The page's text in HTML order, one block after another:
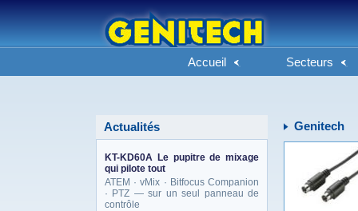
Accueil Secteurs
Actualités
KT-KD60A Le pupitre de mixage
qui pilote tout
ATEM · vMix · Bitfocus Companion
· PTZ — sur un seul panneau de
contrôle
Genitech